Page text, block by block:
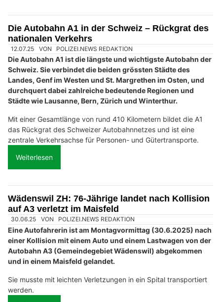
Die Autobahn A1 in der Schweiz – Rückgrat des
nationalen Verkehrs
12.07.25 VON POLIZEI.NEWS REDAKTION
Die Autobahn A1 ist die längste und wichtigste Autobahn der
Schweiz. Sie verbindet die beiden grössten Städte des
Landes, Genf im Westen und St. Margrethen im Osten, und
durchquert dabei zahlreiche bedeutende Regionen und
Städte wie Lausanne, Bern, Zürich und Winterthur.
Mit einer Gesamtlänge von rund 410 Kilometern bildet die A1
das Rückgrat des Schweizer Autobahnnetzes und ist eine
zentrale Verkehrsachse für Personen- und Gütertransporte.
Weiterlesen
Wädenswil ZH: 76-Jährige landet nach Kollision
auf A3 verletzt im Maisfeld
30.06.25 VON POLIZEI.NEWS REDAKTION
Eine Autofahrerin ist am Montagvormittag (30.6.2025) nach
einer Kollision mit einem Auto und einem Lastwagen von der
Autobahn A3 (Gemeindegebiet Wädenswil) abgekommen
und in einem Maisfeld gelandet.
Sie musste mit leichten Verletzungen in ein Spital transportiert
werden.